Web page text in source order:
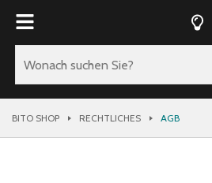
BITO SHOP RECHTLICHES AGB